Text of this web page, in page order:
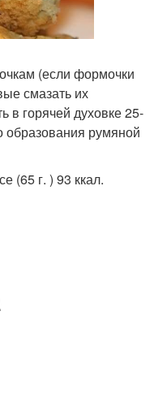
(если формочки
смазать их
в горячей духовке 25-
образования румяной
(65 г. ) 93 ккал.